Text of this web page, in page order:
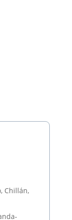
Chillán,